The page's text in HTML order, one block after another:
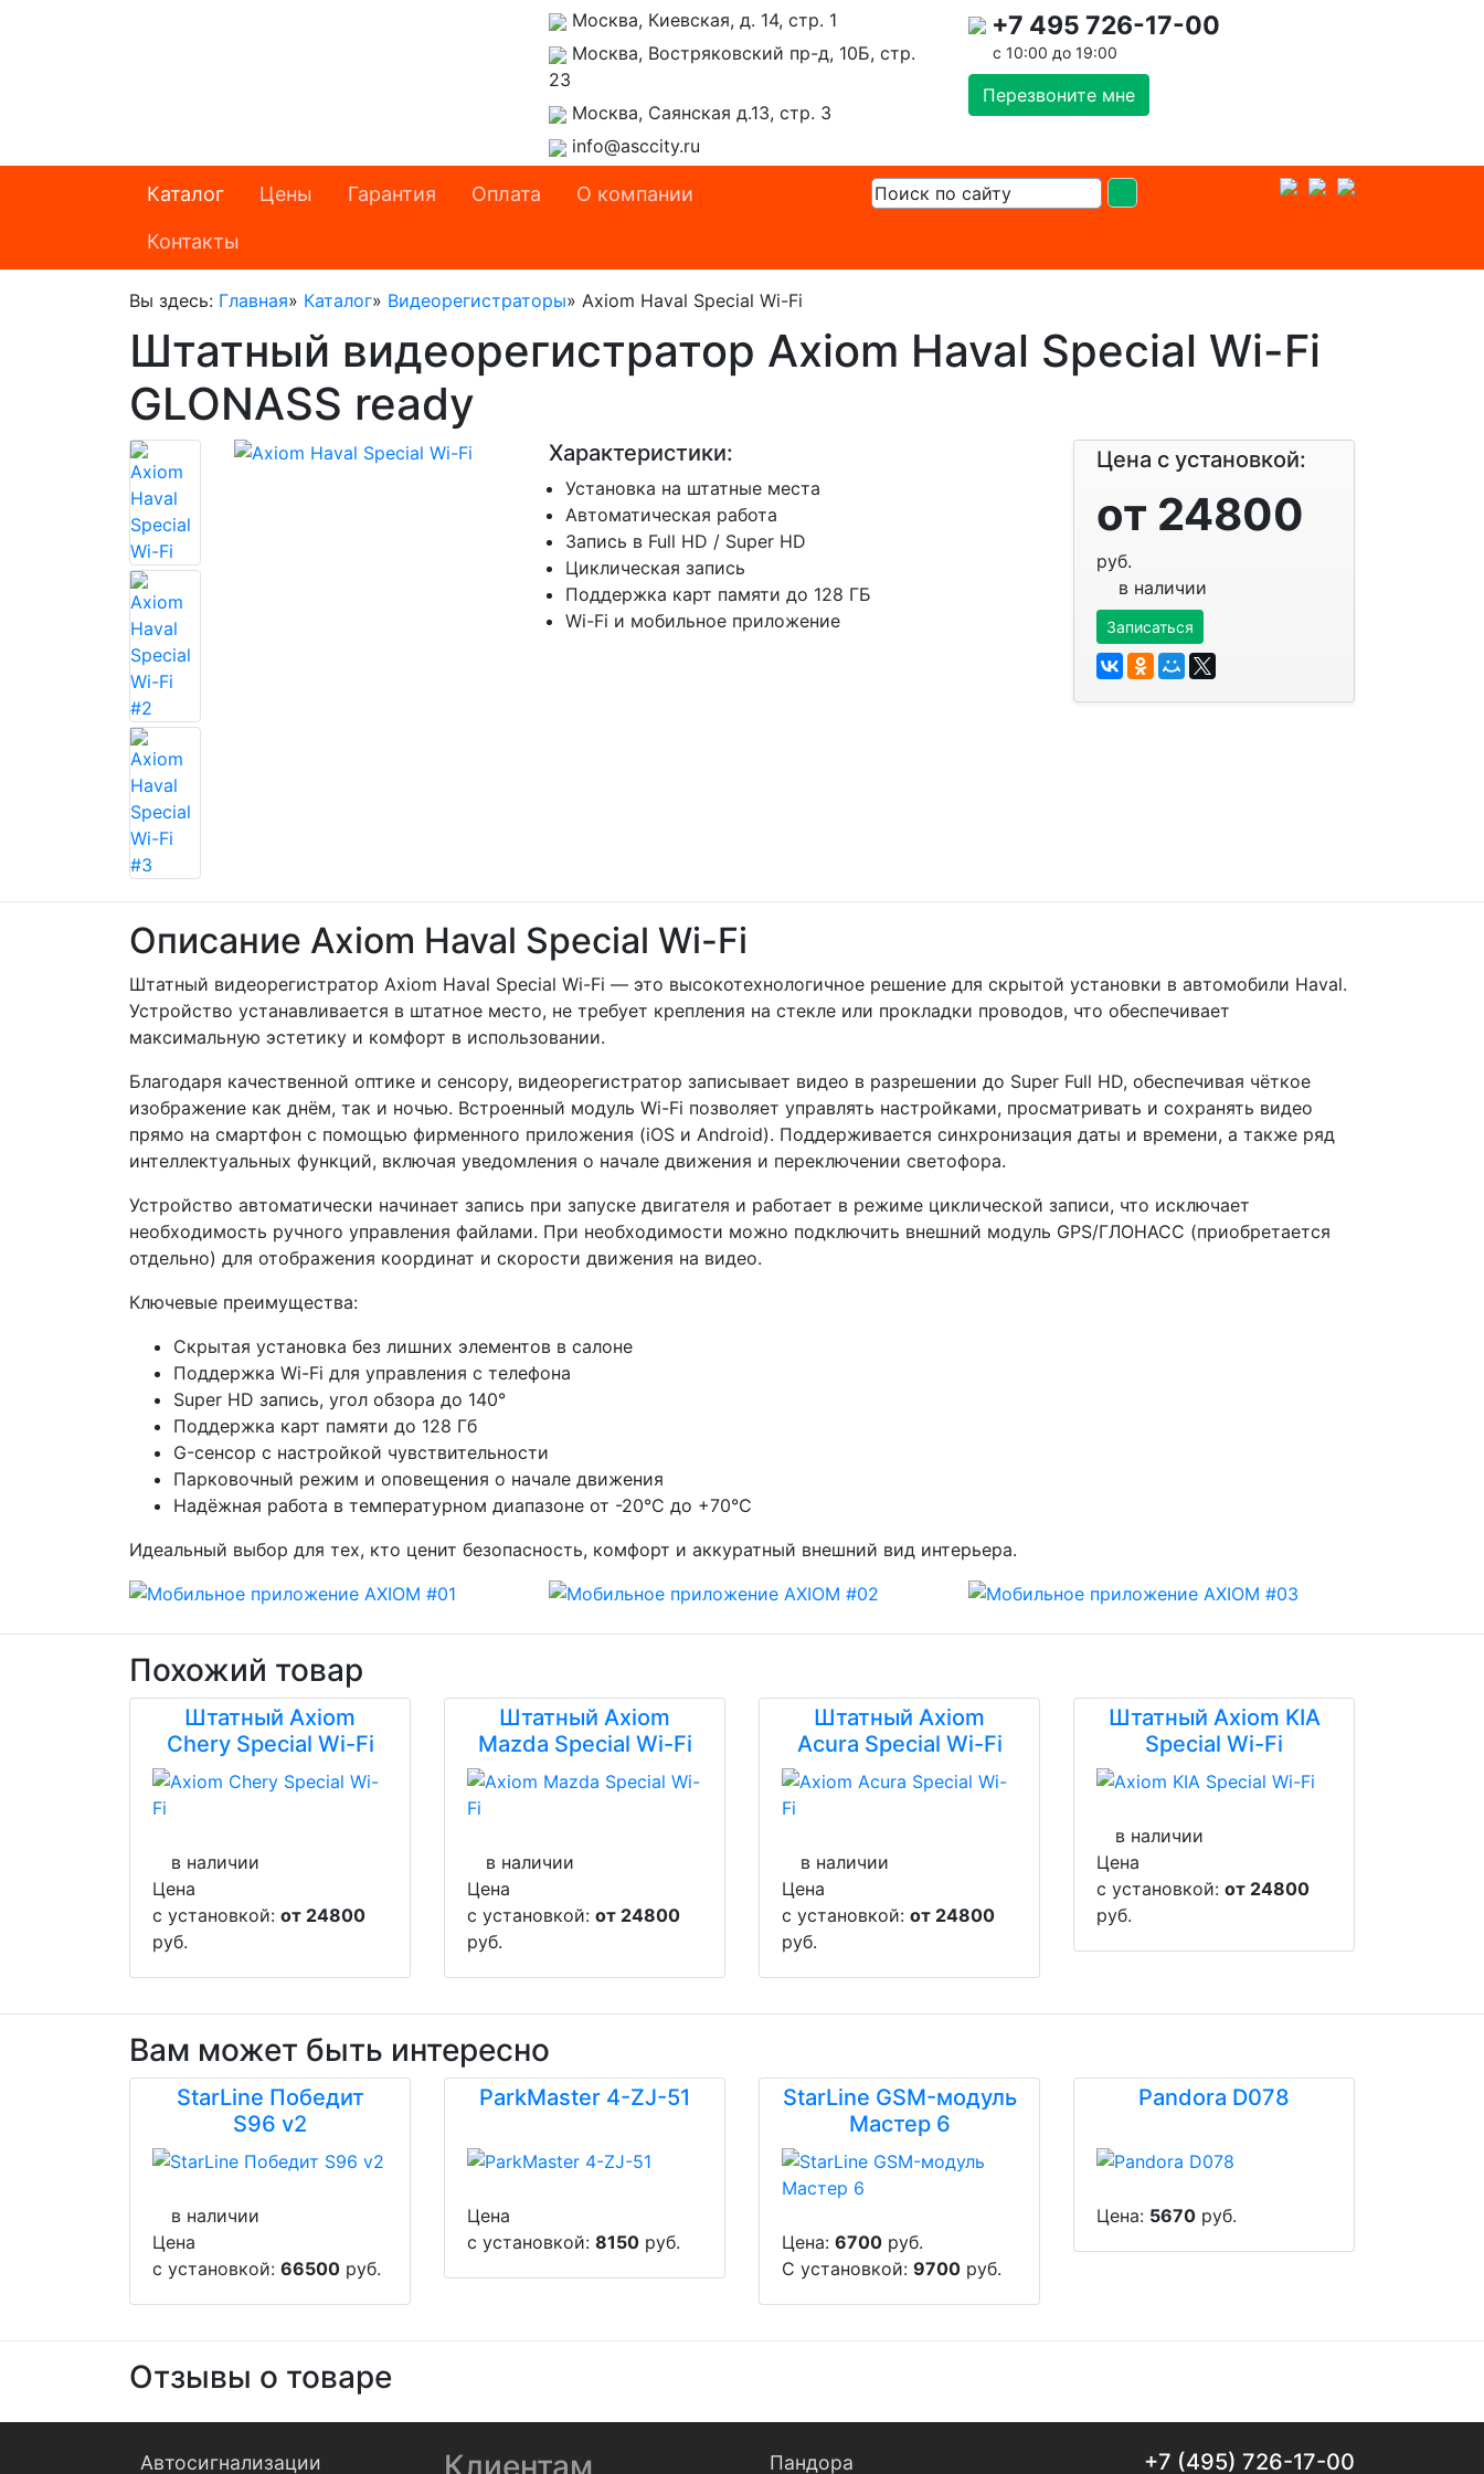
Москва, Киевская, д. 14, стр. 1
Москва, Востряковский пр-д, 10Б, стр.
23
Москва, Саянская д.13, стр. 3
info@asccity.ru
+7 495 726-17-00
с 10:00 до 19:00
Перезвоните мне
Каталог Цены Гарантия Оплата О компании
Контакты
Вы здесь: Главная» Каталог» Видеорегистраторы» Axiom Haval Special Wi-Fi
Штатный видеорегистратор Axiom Haval Special Wi-Fi
GLONASS ready
Характеристики:
Установка на штатные места
Автоматическая работа
Запись в Full HD / Super HD
Циклическая запись
Поддержка карт памяти до 128 ГБ
Wi-Fi и мобильное приложение
Цена с установкой:
от 24800
руб.
в наличии
Записаться
Описание Axiom Haval Special Wi-Fi
Штатный видеорегистратор Axiom Haval Special Wi-Fi — это высокотехнологичное решение для скрытой установки в автомобили Haval.
Устройство устанавливается в штатное место, не требует крепления на стекле или прокладки проводов, что обеспечивает
максимальную эстетику и комфорт в использовании.
Благодаря качественной оптике и сенсору, видеорегистратор записывает видео в разрешении до Super Full HD, обеспечивая чёткое
изображение как днём, так и ночью. Встроенный модуль Wi-Fi позволяет управлять настройками, просматривать и сохранять видео
прямо на смартфон с помощью фирменного приложения (iOS и Android). Поддерживается синхронизация даты и времени, а также ряд
интеллектуальных функций, включая уведомления о начале движения и переключении светофора.
Устройство автоматически начинает запись при запуске двигателя и работает в режиме циклической записи, что исключает
необходимость ручного управления файлами. При необходимости можно подключить внешний модуль GPS/ГЛОНАСС (приобретается
отдельно) для отображения координат и скорости движения на видео.
Ключевые преимущества:
Скрытая установка без лишних элементов в салоне
Поддержка Wi-Fi для управления с телефона
Super HD запись, угол обзора до 140°
Поддержка карт памяти до 128 Гб
G-сенсор с настройкой чувствительности
Парковочный режим и оповещения о начале движения
Надёжная работа в температурном диапазоне от -20°C до +70°C
Идеальный выбор для тех, кто ценит безопасность, комфорт и аккуратный внешний вид интерьера.
Похожий товар
Штатный Axiom
Chery Special Wi-Fi
в наличии
Цена
с установкой: от 24800
руб.
Штатный Axiom
Mazda Special Wi-Fi
в наличии
Цена
с установкой: от 24800
руб.
Штатный Axiom
Acura Special Wi-Fi
в наличии
Цена
с установкой: от 24800
руб.
Штатный Axiom KIA
Special Wi-Fi
в наличии
Цена
с установкой: от 24800
руб.
Вам может быть интересно
StarLine Победит
S96 v2
в наличии
Цена
с установкой: 66500 руб.
ParkMaster 4-ZJ-51
Цена
с установкой: 8150 руб.
StarLine GSM-модуль
Мастер 6
Цена: 6700 руб.
С установкой: 9700 руб.
Pandora D078
Цена: 5670 руб.
Отзывы о товаре
Автосигнализации Клиентам Пандора +7 (495) 726-17-00